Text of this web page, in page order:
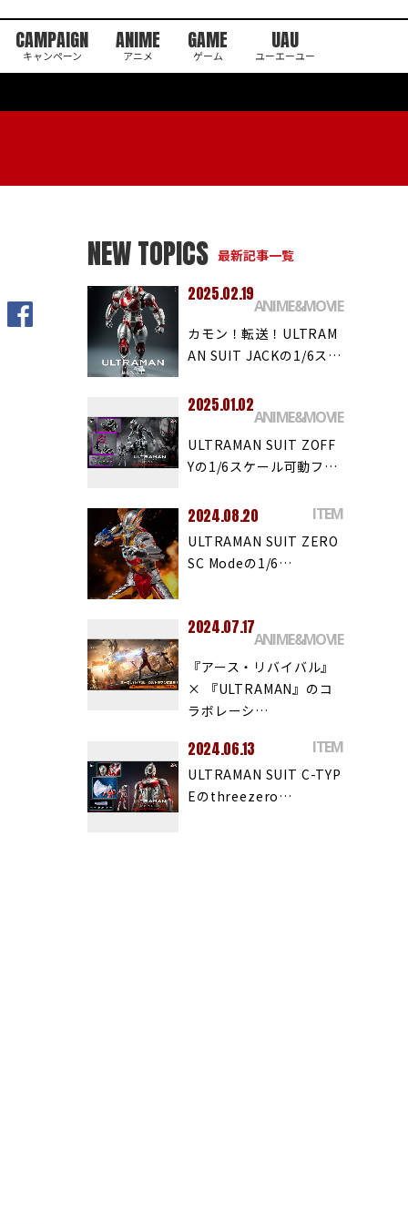
CAMPAIGN
キャンペーン
ANIME
アニメ
GAME
ゲーム
UAU
ユーエーユー
NEW TOPICS 最新記事一覧
2025.02.19
ANIME&MOVIE
カモン！転送！ULTRAM
AN SUIT JACKの1/6ス…
2025.01.02
ANIME&MOVIE
ULTRAMAN SUIT ZOFF
Yの1/6スケール可動フ…
2024.08.20 ITEM
ULTRAMAN SUIT ZERO
SC Modeの1/6…
2024.07.17
ANIME&MOVIE
『アース・リバイバル』
× 『ULTRAMAN』のコ
ラボレーシ…
2024.06.13 ITEM
ULTRAMAN SUIT C-TYP
Eのthreezero…